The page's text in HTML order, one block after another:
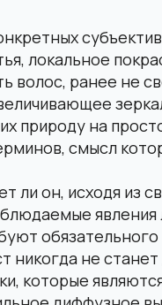
локальное
волос, ранее не
природу на
смысл
ли он, исходя из
никогда не
которые